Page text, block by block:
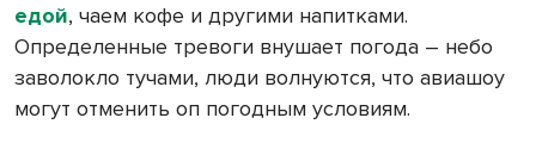
едой, чаем кофе и другими напитками.
Определенные тревоги внушает погода – небо
заволокло тучами, люди волнуются, что авиашоу
могут отменить оп погодным условиям.